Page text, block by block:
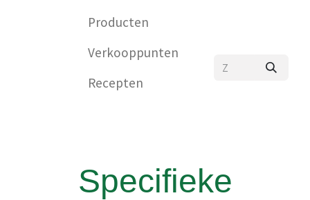
Producten
Verkooppunten
Recepten
Specifieke